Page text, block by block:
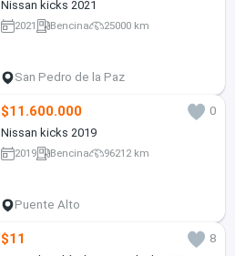
Nissan kicks 2021
2021 Bencina 25000 km
San Pedro de la Paz
$11.600.000
0
Nissan kicks 2019
2019 Bencina 96212 km
Puente Alto
$11
8